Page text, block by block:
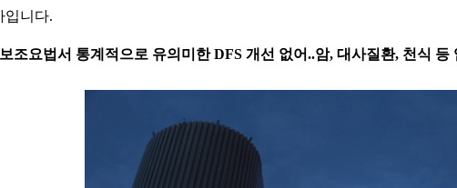
입니다.
조요법서 통계적으로 유의미한 DFS 개선 없어..암, 대사질환, 천식 등